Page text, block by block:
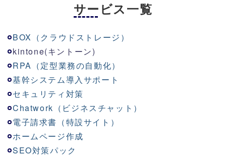
サービス一覧
BOX（クラウドストレージ）
kintone(キントーン)
RPA（定型業務の自動化）
基幹システム導入サポート
セキュリティ対策
Chatwork（ビジネスチャット）
電子請求書（特設サイト）
ホームページ作成
SEO対策パック